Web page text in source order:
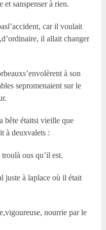
et sanspenser à rien.
car il voulait
il allait changer
à son
sepromenaient sur le
bête étaitsi vieille que
à deuxvalets :
ous qu’il est.
juste à laplace où il était
nourrie par le